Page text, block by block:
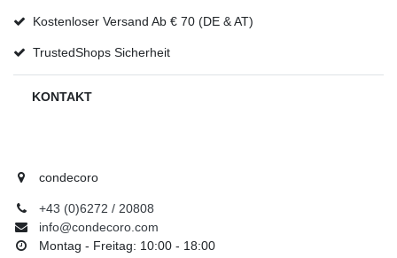
Kostenloser Versand Ab € 70 (DE & AT)
TrustedShops Sicherheit
KONTAKT
condecoro
+43 (0)6272 / 20808
info@condecoro.com
Montag - Freitag: 10:00 - 18:00